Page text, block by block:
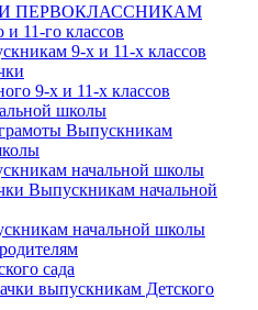
ПЕРВОКЛАССНИКАМ
11-го классов
9-х и 11-х классов
9-х и 11-х классов
школы
Выпускникам
начальной школы
Выпускникам начальной
начальной школы
сада
выпускникам Детского